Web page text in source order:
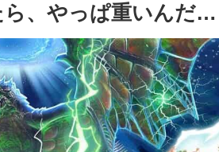
ら、やっぱ重いんだ…